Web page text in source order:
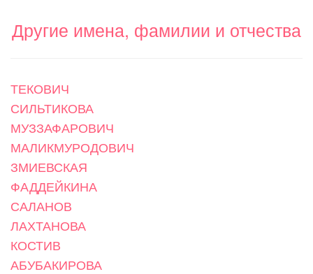
Другие имена, фамилии и отчества
ТЕКОВИЧ
СИЛЬТИКОВА
МУЗЗАФАРОВИЧ
МАЛИКМУРОДОВИЧ
ЗМИЕВСКАЯ
ФАДДЕЙКИНА
САЛАНОВ
ЛАХТАНОВА
КОСТИВ
АБУБАКИРОВА